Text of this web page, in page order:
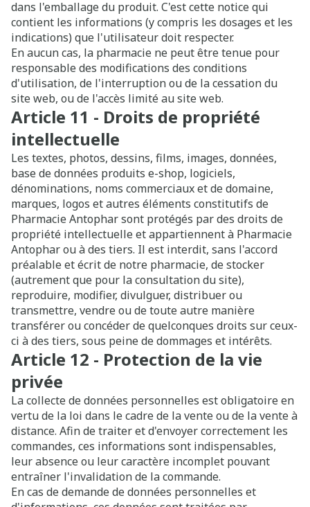
dans l'emballage du produit. C'est cette notice qui
contient les informations (y compris les dosages et les
indications) que l'utilisateur doit respecter.
En aucun cas, la pharmacie ne peut être tenue pour
responsable des modifications des conditions
d'utilisation, de l'interruption ou de la cessation du
site web, ou de l'accès limité au site web.
Article 11 - Droits de propriété
intellectuelle
Les textes, photos, dessins, films, images, données,
base de données produits e-shop, logiciels,
dénominations, noms commerciaux et de domaine,
marques, logos et autres éléments constitutifs de
Pharmacie Antophar sont protégés par des droits de
propriété intellectuelle et appartiennent à Pharmacie
Antophar ou à des tiers. Il est interdit, sans l'accord
préalable et écrit de notre pharmacie, de stocker
(autrement que pour la consultation du site),
reproduire, modifier, divulguer, distribuer ou
transmettre, vendre ou de toute autre manière
transférer ou concéder de quelconques droits sur ceux-
ci à des tiers, sous peine de dommages et intérêts.
Article 12 - Protection de la vie
privée
La collecte de données personnelles est obligatoire en
vertu de la loi dans le cadre de la vente ou de la vente à
distance. Afin de traiter et d'envoyer correctement les
commandes, ces informations sont indispensables,
leur absence ou leur caractère incomplet pouvant
entraîner l'invalidation de la commande.
En cas de demande de données personnelles et